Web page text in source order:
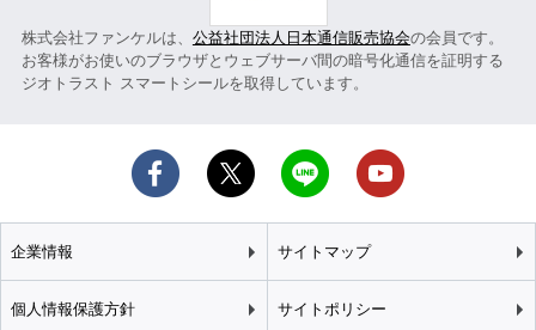
株式会社ファンケルは、 公益社団法人日本通信販売協会の会員です。
お客様がお使いのブラウザとウェブサーバ間の暗号化通信を証明する
ジオトラスト スマートシールを取得しています。
企業情報 サイトマップ
個人情報保護方針 サイトポリシー